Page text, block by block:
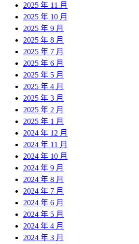
2025 年 11 月
2025 年 10 月
2025 年 9 月
2025 年 8 月
2025 年 7 月
2025 年 6 月
2025 年 5 月
2025 年 4 月
2025 年 3 月
2025 年 2 月
2025 年 1 月
2024 年 12 月
2024 年 11 月
2024 年 10 月
2024 年 9 月
2024 年 8 月
2024 年 7 月
2024 年 6 月
2024 年 5 月
2024 年 4 月
2024 年 3 月